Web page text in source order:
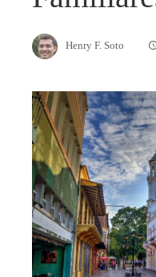
Henry F. Soto